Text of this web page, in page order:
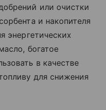
или очистки
и накопителя
энергетических
богатое
в качестве
для снижения